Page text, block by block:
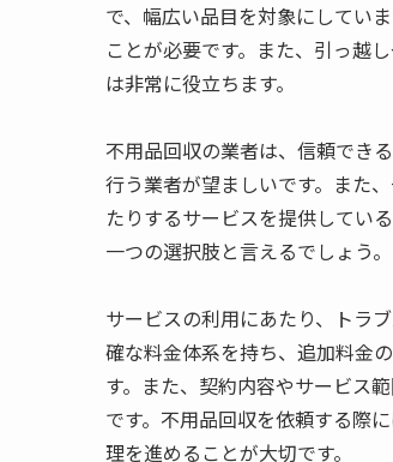
で、幅広い品目を対象にしてい
ことが必要です。また、引っ越
は非常に役立ちます。
不用品回収の業者は、信頼でき
行う業者が望ましいです。また
たりするサービスを提供してい
一つの選択肢と言えるでしょう。
サービスの利用にあたり、トラ
確な料金体系を持ち、追加料金
す。また、契約内容やサービス
です。不用品回収を依頼する際
理を進めることが大切です。